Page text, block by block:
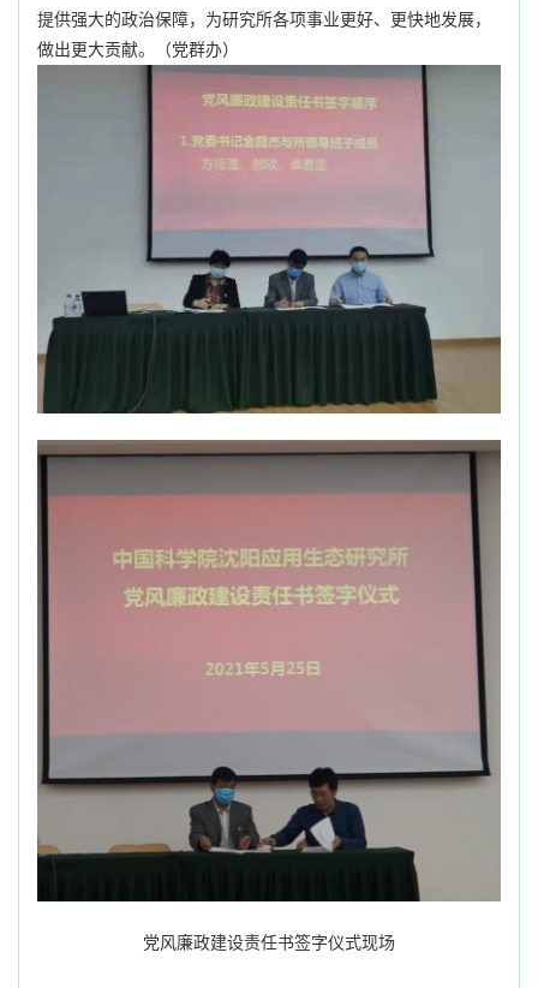
提供强大的政治保障，为研究所各项事业更好、更快地发展，
做出更大贡献。（党群办）
党风廉政建设责任书签字仪式现场